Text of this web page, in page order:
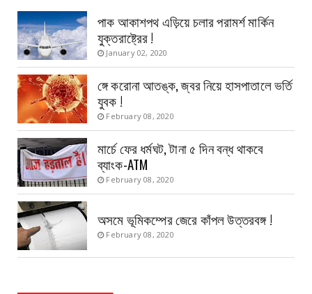
পাক আকাশপথ এড়িয়ে চলার পরামর্শ মার্কিন
যুক্তরাষ্ট্রের !
January 02, 2020
ঙ্গে করোনা আতঙ্ক, জ্বর নিয়ে হাসপাতালে ভর্তি
যুবক !
February 08, 2020
মার্চে ফের ধর্মঘট, টানা ৫ দিন বন্ধ থাকবে
ব্যাংক-ATM
February 08, 2020
অসমে ভূমিকম্পের জেরে কাঁপল উত্তরবঙ্গ !
February 08, 2020